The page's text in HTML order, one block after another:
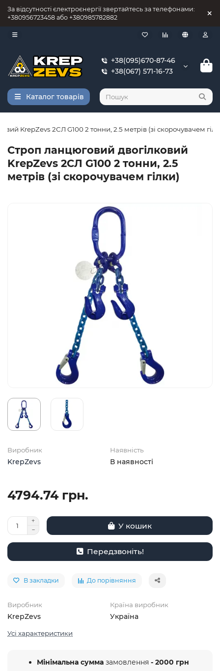
За відсутності єлектроєнергії звертайтесь за телефонами:
+380956723458 або +380985782882
+38(095)670-87-46
+38(067) 571-16-73
Каталог товарів
KrepZevs 2СЛ G100 2 тонни, 2.5 метрів (зі скорочувачем
Строп ланцюговий двогілковий
KrepZevs 2СЛ G100 2 тонни, 2.5
метрів (зі скорочувачем гілки)
Виробник
KrepZevs
Наявність
В наявності
4794.74 грн.
У кошик
Передзвоніть!
В закладки До порівняння
Виробник
KrepZevs
Країна виробник
Україна
Усі характеристики
Мінімальна сумма замовлення - 2000 грн